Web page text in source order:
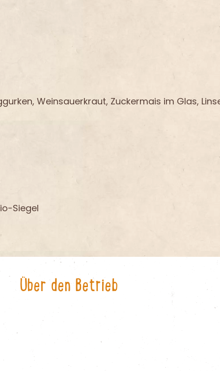
Weinsauerkraut, Zuckermais im Glas,
Siegel
Über den Betrieb